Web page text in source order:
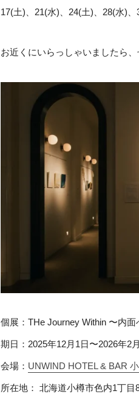
17(土)、21(水)、24(土)、28(水)
お近くにいらっしゃいましたら
個展：THe Journey Within 〜内面
期日：2025年12月1日〜2026年2
会場： UNWIND HOTEL & BAR
所在地： 北海道小樽市色内1丁目